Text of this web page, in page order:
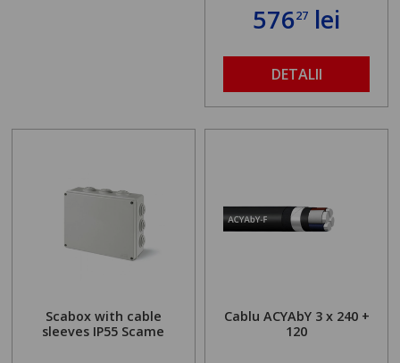
57627 lei
DETALII
Scabox with cable
sleeves IP55 Scame
Cablu ACYAbY 3 x 240 +
120